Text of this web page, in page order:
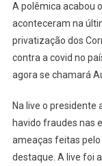
A polêmica acabou
aconteceram na
privatização dos
contra a covid no
agora se chamará
Na live o
havido fraudes nas
ameaças feitas
destaque. A live foi